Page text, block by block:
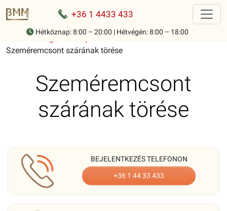
+36 1 4433 433
Hétköznap: 8:00 – 20:00 | Hétvégén: 8:00 – 18:00
- Mozgásszervi panaszok ismertetése
Szeméremcsont szárának törése
Szeméremcsont
szárának törése
BEJELENTKEZÉS TELEFONON
+36 1 44 33 433